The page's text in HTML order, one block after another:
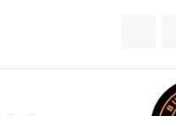
content